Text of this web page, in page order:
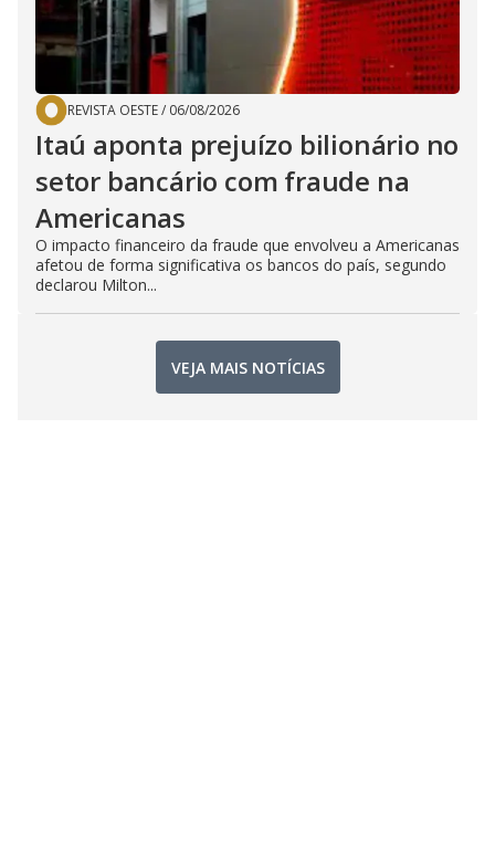
REVISTA OESTE/ 06/08/2026
Itaú aponta prejuízo bilionário no
setor bancário com fraude na
Americanas
O impacto financeiro da fraude que envolveu a Americanas
afetou de forma significativa os bancos do país, segundo
declarou Milton...
VEJA MAIS NOTÍCIAS